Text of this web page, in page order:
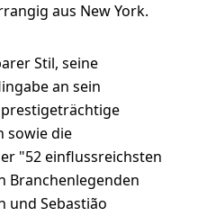
aus New York.
Stil, seine
an sein
sowie die
"52 einflussreichsten
Branchenlegenden
und Sebastião